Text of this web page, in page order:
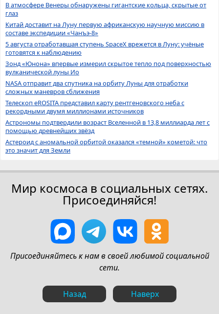
В атмосфере Венеры обнаружены гигантские кольца, скрытые от
глаз
Китай доставит на Луну первую африканскую научную миссию в
составе экспедиции «Чанъэ-8»
5 августа отработавшая ступень SpaceX врежется в Луну: учёные
готовятся к наблюдению
Зонд «Юнона» впервые измерил скрытое тепло под поверхностью
вулканической луны Ио
NASA отправит два спутника на орбиту Луны для отработки
сложных маневров сближения
Телескоп eROSITA представил карту рентгеновского неба с
рекордными двумя миллионами источников
Астрономы подтвердили возраст Вселенной в 13,8 миллиарда лет с
помощью древнейших звёзд
Астероид с аномальной орбитой оказался «темной» кометой: что
это значит для Земли
Мир космоса в социальных сетях.
Присоединяйся!
Присоединяйтесь к нам в своей любимой социальной
сети.
Назад Наверх